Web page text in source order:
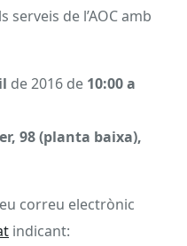
de l’AOC amb
de 2016 de 10:00 a
98 (planta baixa),
correu electrònic
indicant: